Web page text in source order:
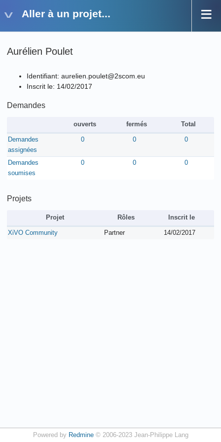
Aller à un projet...
Aurélien Poulet
Identifiant: aurelien.poulet@2scom.eu
Inscrit le: 14/02/2017
Demandes
ouverts fermés Total
Demandes
assignées
0 0 0
Demandes
soumises
0 0 0
Projets
Projet Rôles Inscrit le
XiVO Community Partner 14/02/2017
Powered by Redmine© 2006-2023 Jean-Philippe Lang